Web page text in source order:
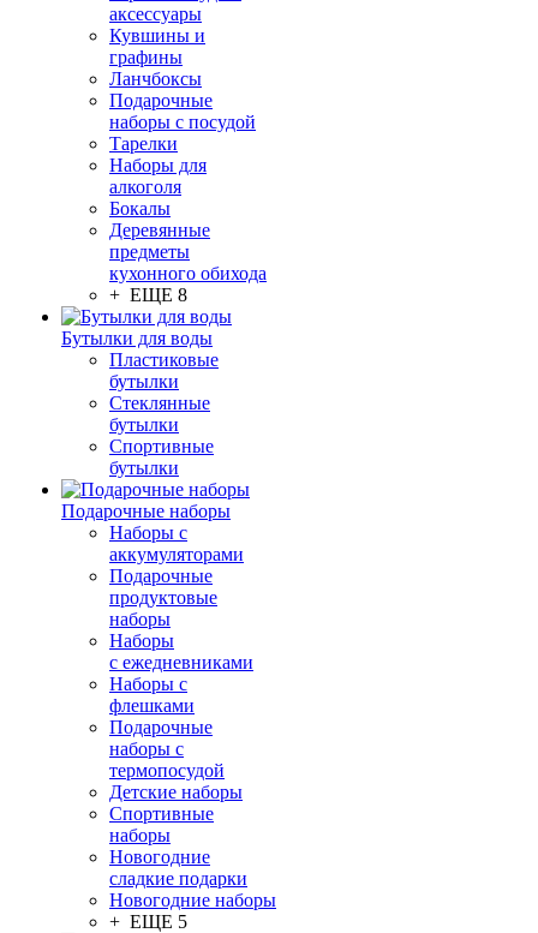
аксессуары
Кувшины и
графины
Ланчбоксы
Подарочные
наборы с посудой
Тарелки
Наборы для
алкоголя
Бокалы
Деревянные
предметы
кухонного обихода
+ ЕЩЕ 8
Бутылки для воды
Пластиковые
бутылки
Стеклянные
бутылки
Спортивные
бутылки
Подарочные наборы
Наборы с
аккумуляторами
Подарочные
продуктовые
наборы
Наборы
с ежедневниками
Наборы с
флешками
Подарочные
наборы с
термопосудой
Детские наборы
Спортивные
наборы
Новогодние
сладкие подарки
Новогодние наборы
+ ЕЩЕ 5